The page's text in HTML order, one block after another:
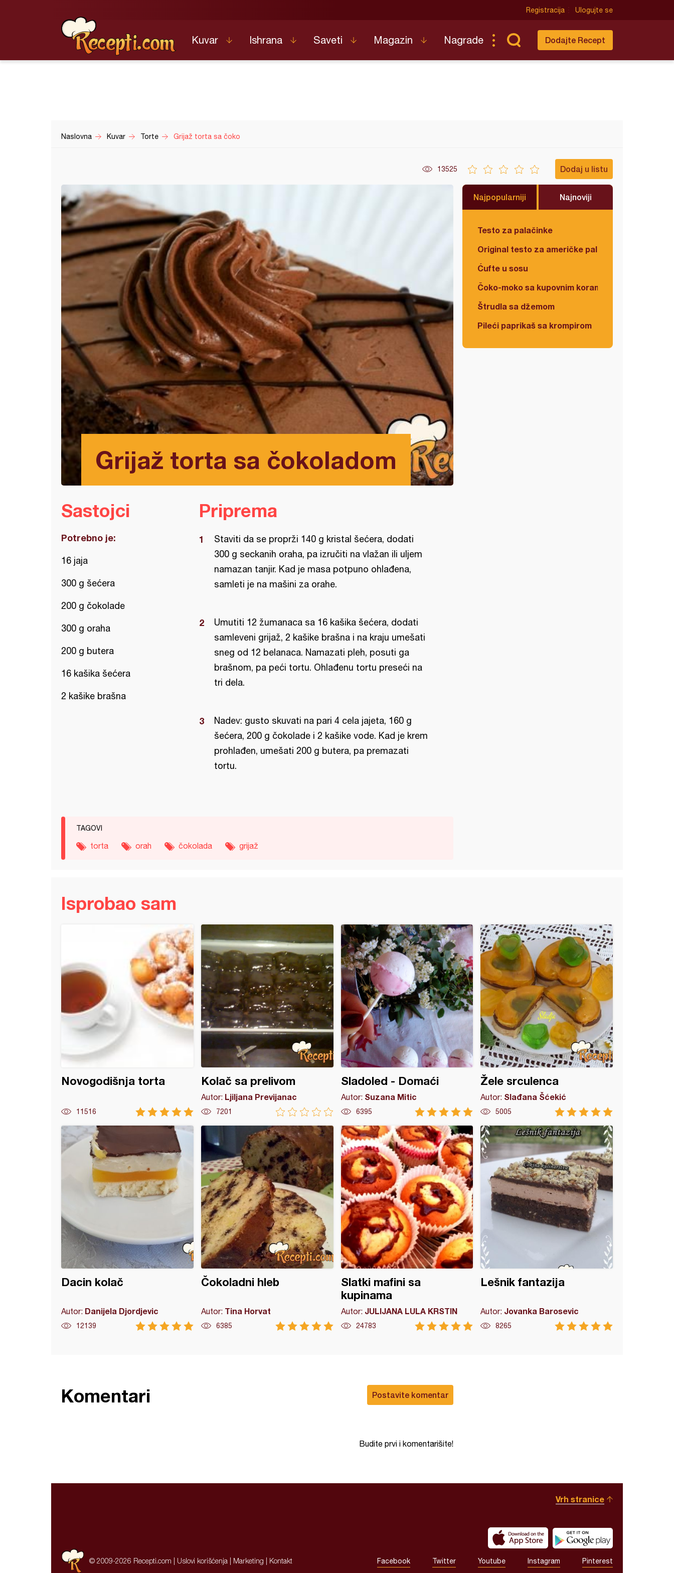
Registracija Ulogujte se
Kuvar Ishrana Saveti Magazin Nagrade Dodajte Recept
Naslovna Kuvar Torte Grijaž torta sa čoko
13525 Dodaj u listu
Grijaž torta sa čokoladom
Najpopularniji Najnoviji
Testo za palačinke
Original testo za američke palačinke
Ćufte u sosu
Čoko-moko sa kupovnim korama
Štrudla sa džemom
Pileći paprikaš sa krompirom
Sastojci
Potrebno je:
16 jaja
300 g šećera
200 g čokolade
300 g oraha
200 g butera
16 kašika šećera
2 kašike brašna
Priprema
Staviti da se proprži 140 g kristal šećera, dodati
300 g seckanih oraha, pa izručiti na vlažan ili uljem
namazan tanjir. Kad je masa potpuno ohlađena,
samleti je na mašini za orahe.
Umutiti 12 žumanaca sa 16 kašika šećera, dodati
samleveni grijaž, 2 kašike brašna i na kraju umešati
sneg od 12 belanaca. Namazati pleh, posuti ga
brašnom, pa peći tortu. Ohlađenu tortu preseći na
tri dela.
Nadev: gusto skuvati na pari 4 cela jajeta, 160 g
šećera, 200 g čokolade i 2 kašike vode. Kad je krem
prohlađen, umešati 200 g butera, pa premazati
tortu.
TAGOVI
torta orah čokolada grijaž
Isprobao sam
Novogodišnja torta
11516
Kolač sa prelivom
Autor: Ljiljana Previjanac
7201
Sladoled - Domaći
Autor: Suzana Mitic
6395
Žele srculenca
Autor: Slađana Šćekić
5005
Dacin kolač
Autor: Danijela Djordjevic
12139
Čokoladni hleb
Autor: Tina Horvat
6385
Slatki mafini sa
kupinama
Autor: JULIJANA LULA KRSTIN
24783
Lešnik fantazija
Autor: Jovanka Barosevic
8265
Postavite komentar
Komentari
Budite prvi i komentarišite!
Vrh stranice
© 2009-2026 Recepti.com | Uslovi korišćenja Marketing Kontakt Facebook Twitter Youtube Instagram Pinterest